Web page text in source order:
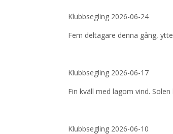
Klubbsegling 2026-06-24
Fem deltagare denna gång,
Klubbsegling 2026-06-17
Fin kväll med lagom vind.
Klubbsegling 2026-06-10